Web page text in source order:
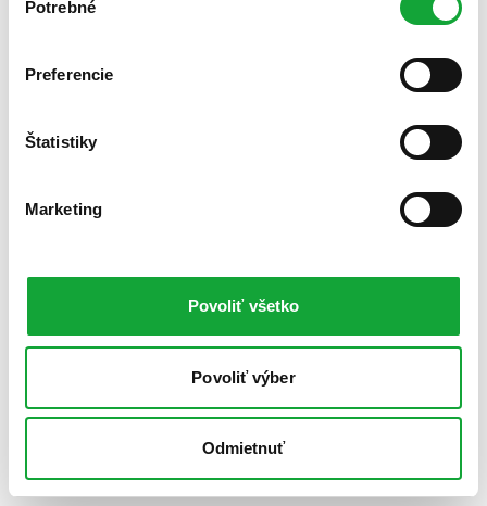
súhlasu
Potrebné
Preferencie
Štatistiky
Marketing
Povoliť všetko
Povoliť výber
Odmietnuť